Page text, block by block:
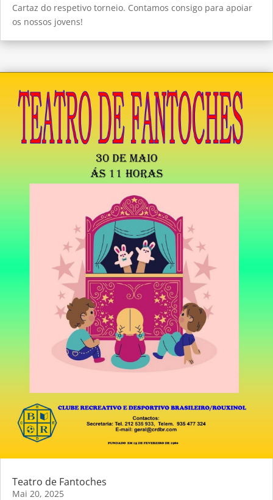
Cartaz do respetivo torneio. Contamos consigo para apoiar
os nossos jovens!
Teatro de Fantoches
Mai 20, 2025